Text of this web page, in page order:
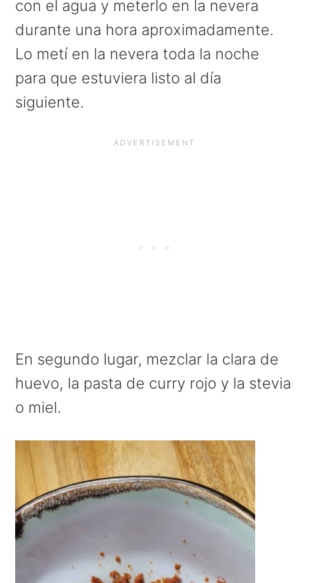
con el agua y meterlo en la nevera
durante una hora aproximadamente.
Lo metí en la nevera toda la noche
para que estuviera listo al día
siguiente.
En segundo lugar, mezclar la clara de
huevo, la pasta de curry rojo y la stevia
o miel.